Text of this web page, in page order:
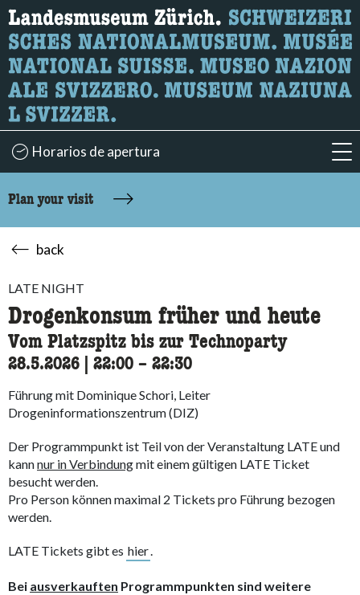
What are you looking for?
Here you can search for content on the page.
Horarios de apertura
Plan your visit
back
LATE NIGHT
Drogenkonsum früher und heute
Vom Platzspitz bis zur Technoparty
28.5.2026 22:00 accessibility.time_to
– 22:30
Führung mit Dominique Schori, Leiter
Drogeninformationszentrum (DIZ)
Der Programmpunkt ist Teil von der Veranstaltung LATE und
kannnur in Verbindungmit einem gültigen LATE Ticket
besucht werden.
Pro Person können maximal 2 Tickets pro Führung bezogen
werden.
LATE Tickets gibt es hier.
Bei ausverkauften Programmpunkten sind weitere